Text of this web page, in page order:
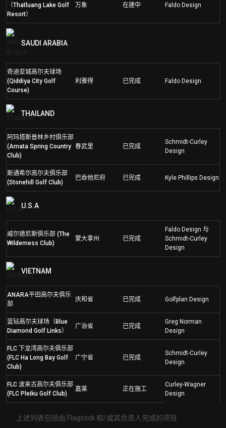
（Thatluang Lake Golf
Resort）
万象 在建中 Faldo Design
SAUDI ARABIA
奇迪亚城高尔夫球场
(Qiddiya City Golf
Course)
利雅得 已完成 Faldo Design
THAILAND
阿玛塔斯普林乡村俱乐部
(Amata Spring Country
Club)
春武里 已完成
Schmidt-Curley
Design
斯通希尔高尔夫俱乐部
(Stonehill Golf Club)
巴吞他尼府 已完成 Kyle Phillips Design
U.S.A
威尔德尼斯俱乐部 (The
Wilderness Club)
蒙大拿州 已完成
Faldo Design 与
Schmidt-Curley
Design
VIETNAM
ANARA平田高尔夫俱乐
部
庆和省 已完成 Golfplan Design
蓝钻高尔夫球场（Blue
Diamond Golf Links）
广治省 已完成
Greg Norman
Design
FLC 下龙湾高尔夫俱乐部
(FLC Ha Long Bay Golf
Club)
广宁省 已完成
Schmidt-Curley
Design
FLC 波来古高尔夫俱乐部
(FLC Pleiku Golf Club)
嘉莱 正在施工
Curley-Wagner
Design
上述列表包括由 Flagstick 和/或其负责人完成的项目.